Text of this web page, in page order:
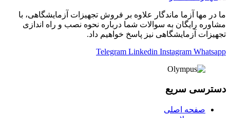
ما در مها آزما ماندگار علاوه بر فروش تجهیزات آزمایشگاهی، با
مشاوره رایگان به سوالات شما درباره نحوه نصب و راه اندازی
تجهیزات آزمایشگاهی نیز پاسخ خواهیم داد.
Telegram Linkedin Instagram Whatsapp
دسترسی سریع
صفحه اصلی